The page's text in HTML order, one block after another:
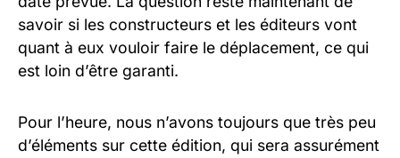
savoir si les constructeurs et les éditeurs vont
quant à eux vouloir faire le déplacement, ce qui
est loin d’être garanti.
Pour l’heure, nous n’avons toujours que très peu
d’éléments sur cette édition, qui sera assurément